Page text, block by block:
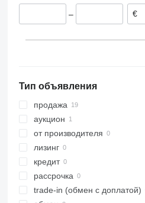
Польша
–
Тип объявления
продажа
аукцион
от производителя
лизинг
кредит
рассрочка
trade-in (обмен с доплатой)